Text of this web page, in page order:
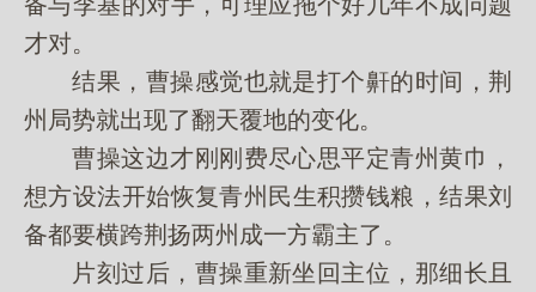
才对。
结果，曹操感觉也就是打个鼾的时间，荆
州局势就出现了翻天覆地的变化。
曹操这边才刚刚费尽心思平定青州黄巾，
想方设法开始恢复青州民生积攒钱粮，结果刘
备都要横跨荆扬两州成一方霸主了。
片刻过后，曹操重新坐回主位，那细长且